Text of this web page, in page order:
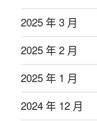
2025 年 3 月
2025 年 2 月
2025 年 1 月
2024 年 12 月